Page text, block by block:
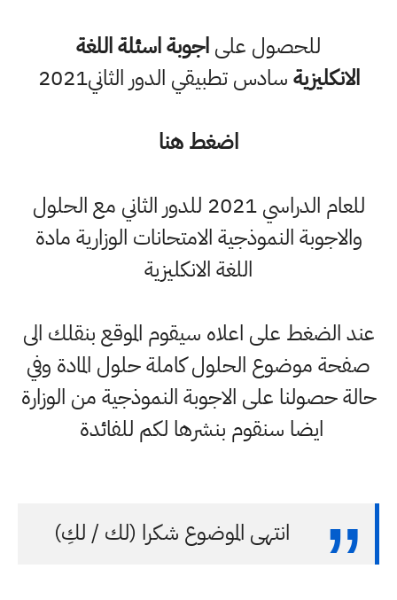
للحصول علىاجوبة اسئلة اللغة
الانكليزيةسادس تطبيقي الدور الثاني2021
اضغط هنا
للعام الدراسي 2021 للدور الثاني مع الحلول
والاجوبة النموذجية الامتحانات الوزارية مادة
اللغة الانكليزية
عند الضغط على اعلاه سيقوم الموقع بنقلك الى
صفحة موضوع الحلول كاملة حلول المادة وفي
حالة حصولنا على الاجوبة النموذجية من الوزارة
ايضا سنقوم بنشرها لكم للفائدة
انتهى الموضوع شكرا (لك / لكِ)